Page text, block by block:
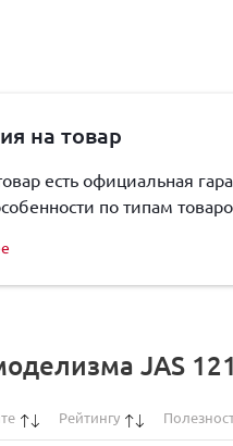
на товар
есть официальная
по типам
JAS
Рейтингу